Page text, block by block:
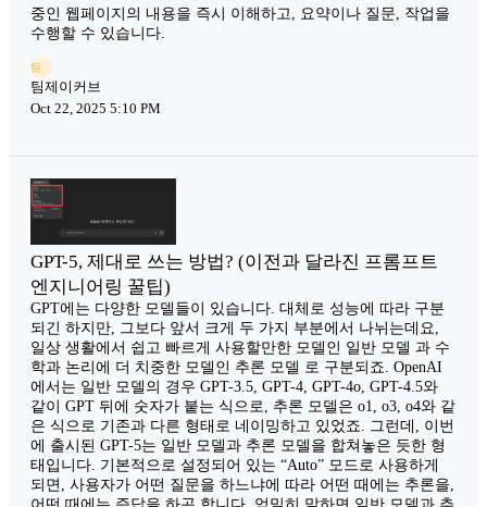
중인 웹페이지의 내용을 즉시 이해하고, 요약이나 질문, 작업을
수행할 수 있습니다.
팀
팀제이커브
Oct 22, 2025 5:10 PM
GPT-5, 제대로 쓰는 방법? (이전과 달라진 프롬프트
엔지니어링 꿀팁)
GPT에는 다양한 모델들이 있습니다. 대체로 성능에 따라 구분
되긴 하지만, 그보다 앞서 크게 두 가지 부분에서 나뉘는데요,
일상 생활에서 쉽고 빠르게 사용할만한 모델인 일반 모델 과 수
학과 논리에 더 치중한 모델인 추론 모델 로 구분되죠. OpenAI
에서는 일반 모델의 경우 GPT-3.5, GPT-4, GPT-4o, GPT-4.5와
같이 GPT 뒤에 숫자가 붙는 식으로, 추론 모델은 o1, o3, o4와 같
은 식으로 기존과 다른 형태로 네이밍하고 있었죠. 그런데, 이번
에 출시된 GPT-5는 일반 모델과 추론 모델을 합쳐놓은 듯한 형
태입니다. 기본적으로 설정되어 있는 “Auto” 모드로 사용하게
되면, 사용자가 어떤 질문을 하느냐에 따라 어떤 때에는 추론을,